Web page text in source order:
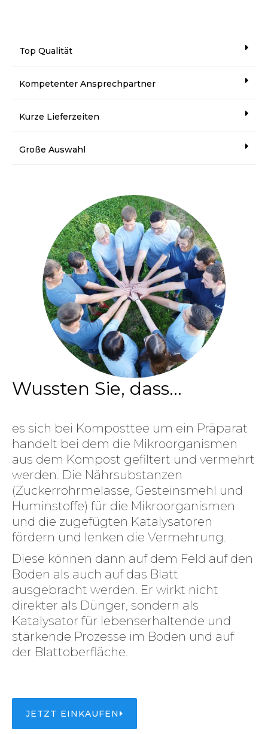
Top Qualität
Kompetenter Ansprechpartner
Kurze Lieferzeiten
Große Auswahl
Wussten Sie, dass...
es sich bei Komposttee um ein Präparat
handelt bei dem die Mikroorganismen
aus dem Kompost gefiltert und vermehrt
werden. Die Nährsubstanzen
(Zuckerrohrmelasse, Gesteinsmehl und
Huminstoffe) für die Mikroorganismen
und die zugefügten Katalysatoren
fördern und lenken die Vermehrung.
Diese können dann auf dem Feld auf den
Boden als auch auf das Blatt
ausgebracht werden. Er wirkt nicht
direkter als Dünger, sondern als
Katalysator für lebenserhaltende und
stärkende Prozesse im Boden und auf
der Blattoberfläche.
JETZT EINKAUFEN